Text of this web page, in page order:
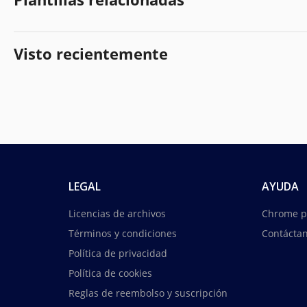
Visto recientemente
LEGAL
Licencias de archivos
Términos y condiciones
Política de privacidad
Política de cookies
Reglas de reembolso y suscripción
AYUDA
Chrome